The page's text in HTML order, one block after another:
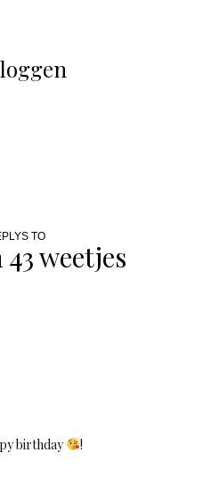
TO
weetjes
birthday !